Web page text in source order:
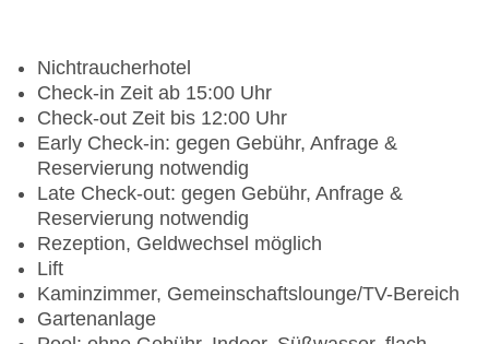
Nichtraucherhotel
Check-in Zeit ab 15:00 Uhr
Check-out Zeit bis 12:00 Uhr
Early Check-in: gegen Gebühr, Anfrage &
Reservierung notwendig
Late Check-out: gegen Gebühr, Anfrage &
Reservierung notwendig
Rezeption, Geldwechsel möglich
Lift
Kaminzimmer, Gemeinschaftslounge/TV-Bereich
Gartenanlage